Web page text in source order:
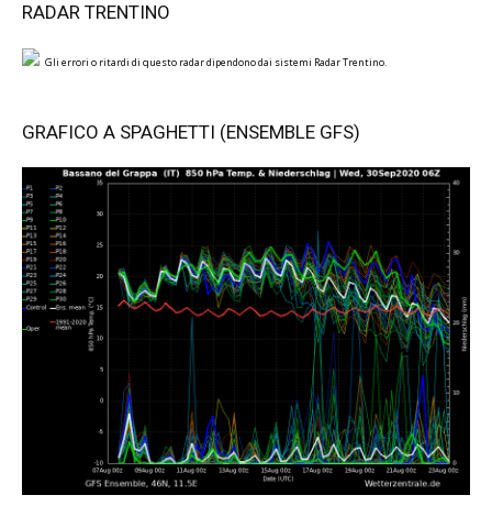
RADAR TRENTINO
Gli errori o ritardi di questo radar dipendono dai sistemi Radar Trentino.
GRAFICO A SPAGHETTI (ENSEMBLE GFS)